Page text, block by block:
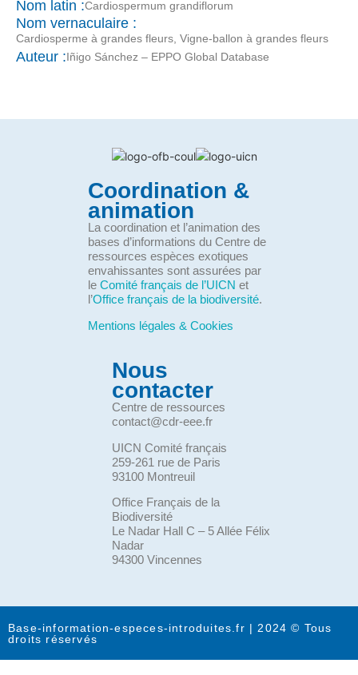
Nom latin :Cardiospermum grandiflorum
Nom vernaculaire :
Cardiosperme à grandes fleurs, Vigne-ballon à grandes fleurs
Auteur :Iñigo Sánchez – EPPO Global Database
Coordination &
animation
La coordination et l’animation des
bases d’informations du Centre de
ressources espèces exotiques
envahissantes sont assurées par
le Comité français de l’UICN et
l’Office français de la biodiversité.
Mentions légales & Cookies
Nous
contacter
Centre de ressources
contact@cdr-eee.fr
UICN Comité français
259-261 rue de Paris
93100 Montreuil
Office Français de la
Biodiversité
Le Nadar Hall C – 5 Allée Félix
Nadar
94300 Vincennes
Base-information-especes-introduites.fr | 2024 © Tous
droits réservés